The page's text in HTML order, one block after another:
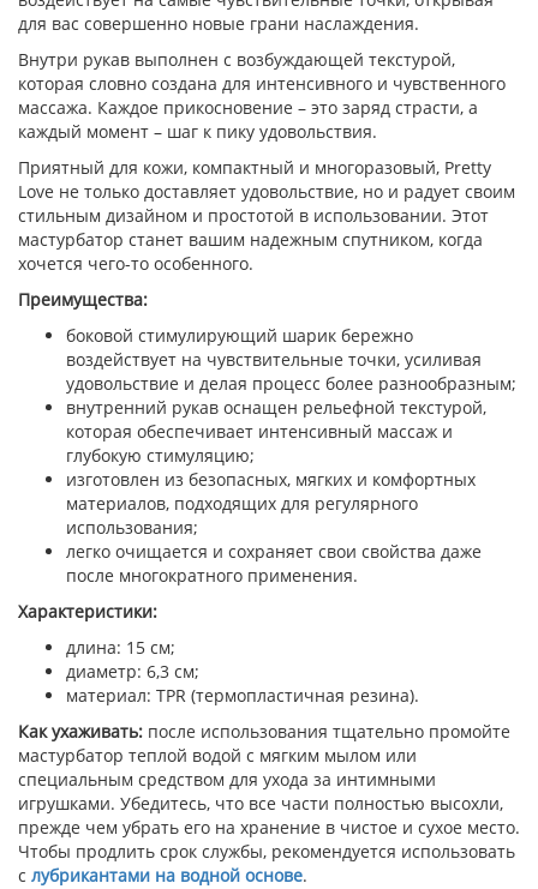
для вас совершенно новые грани наслаждения.
Внутри рукав выполнен с возбуждающей текстурой,
которая словно создана для интенсивного и чувственного
массажа. Каждое прикосновение – это заряд страсти, а
каждый момент – шаг к пику удовольствия.
Приятный для кожи, компактный и многоразовый, Pretty
Love не только доставляет удовольствие, но и радует своим
стильным дизайном и простотой в использовании. Этот
мастурбатор станет вашим надежным спутником, когда
хочется чего-то особенного.
Преимущества:
боковой стимулирующий шарик бережно
воздействует на чувствительные точки, усиливая
удовольствие и делая процесс более разнообразным;
внутренний рукав оснащен рельефной текстурой,
которая обеспечивает интенсивный массаж и
глубокую стимуляцию;
изготовлен из безопасных, мягких и комфортных
материалов, подходящих для регулярного
использования;
легко очищается и сохраняет свои свойства даже
после многократного применения.
Характеристики:
длина: 15 см;
диаметр: 6,3 см;
материал: TPR (термопластичная резина).
Как ухаживать: после использования тщательно промойте
мастурбатор теплой водой с мягким мылом или
специальным средством для ухода за интимными
игрушками. Убедитесь, что все части полностью высохли,
прежде чем убрать его на хранение в чистое и сухое место.
Чтобы продлить срок службы, рекомендуется использовать
с лубрикантами на водной основе.